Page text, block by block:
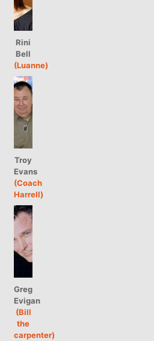
Rini
Bell
(Luanne)
Troy
Evans
(Coach
Harrell)
Greg
Evigan
(Bill
the
carpenter)